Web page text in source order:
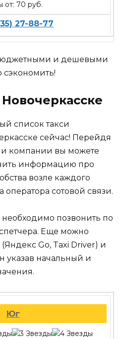
от: 70 руб.
27-88-77
и дешевыми
сэкономить!
список такси
сейчас! Перейдя
компании вы можете
информацию про
возле каждого
оператора сотовой связи.
необходимо позвонить по
Еще можно
Go, Taxi Driver) и
указав начальный и
Юг